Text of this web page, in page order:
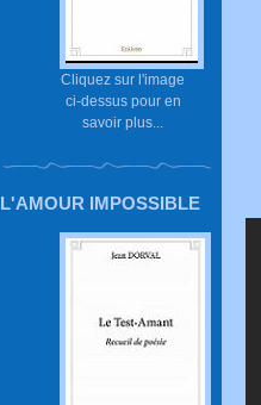
Cliquez sur l'image
ci-dessus pour en
savoir plus...
L'AMOUR IMPOSSIBLE